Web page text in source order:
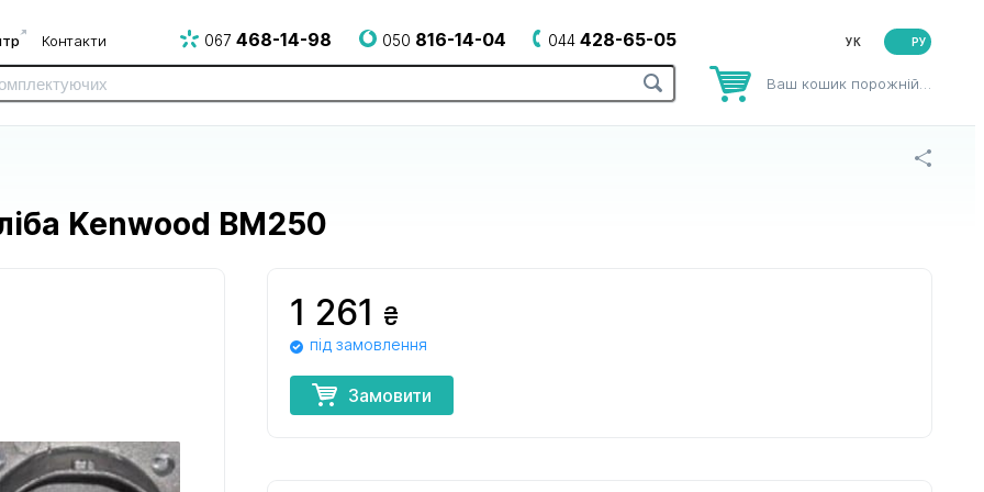
до електрогрилів
і аерогрилів
до епіляторів
Контакти РУ
067 468-14-98 050 816-14-04 044 428-65-05
Ваш кошик порожній…
Kenwood BM250
1 261 ₴
під замовлення
Замовити